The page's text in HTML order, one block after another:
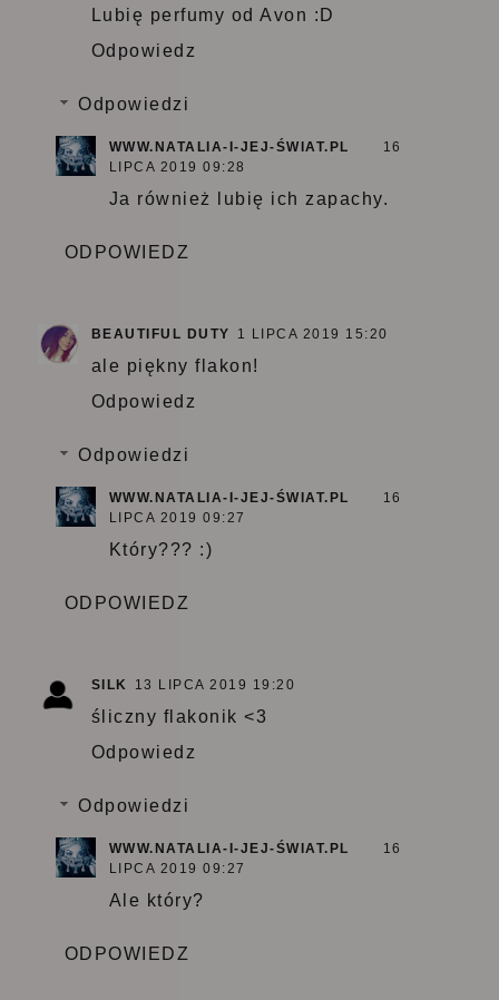
Lubię perfumy od Avon :D
Odpowiedz
Odpowiedzi
WWW.NATALIA-I-JEJ-ŚWIAT.PL
16
LIPCA 2019 09:28
Ja również lubię ich zapachy.
ODPOWIEDZ
BEAUTIFUL DUTY 1 LIPCA 2019 15:20
ale piękny flakon!
Odpowiedz
Odpowiedzi
WWW.NATALIA-I-JEJ-ŚWIAT.PL
16
LIPCA 2019 09:27
Który??? :)
ODPOWIEDZ
SILK 13 LIPCA 2019 19:20
śliczny flakonik <3
Odpowiedz
Odpowiedzi
WWW.NATALIA-I-JEJ-ŚWIAT.PL
16
LIPCA 2019 09:27
Ale który?
ODPOWIEDZ